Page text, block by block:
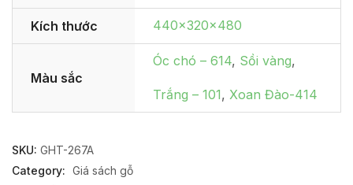
Kích thước 440x320x480
Màu sắc
Óc chó – 614, Sồi vàng,
Trắng – 101, Xoan Đào-414
SKU: GHT-267A
Category: Giá sách gỗ